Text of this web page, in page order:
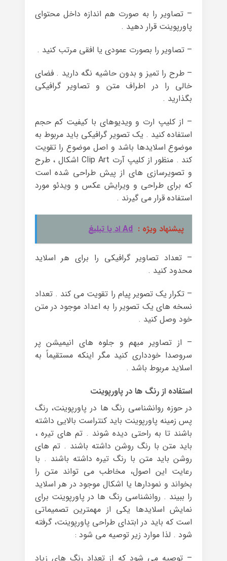
– تصاویر را به صورت هم اندازه داخل محتوای
پاورپوینت قرار دهید .
– تصاویر را بصورت عمودی یا افقی مرتب کنید .
– طرح را تمیز و بدون حاشیه نگه دارید . فضای
خالی را در اطراف متن و تصاویر گرافیکی
بگذارید .
– از کلیپ ارت و ویدیوهای با کیفیت کم حجم
استفاده کنید . یک تصویر گرافیکی باید مربوط به
موضوع اسلایدها باشد و اصل موضوع را تقویت
کند . منظور از کلیپ آرت Clip Art اشکال ، طرح
و تصویرسازی های از پیش طراحی شده است
که برای طراحی و ویرایش عکس و ویدئو مورد
استفاده قرار می گیرند .
پیشنهاد ویژه : Ad اد یا تبلیغ
– تعداد تصاویر گرافیکی را برای هر اسلاید
محدود کنید .
– تکرار یک تصویر پیام را تقویت می کند . تعداد
نسخه های یک تصویر را به اعداد موجود در متن
خود وصل کنید .
– از تصاویر مبهم و جلوه های انیمیشن پر
سروصدا خودداری کنید مگر اینکه مستقیماً به
اسلاید مربوط باشد .
استفاده از رنگ ها در پاورپوینت
در حوزه روانشناسی رنگ ها در پاورپوینت، رنگ
پس زمینه پاورپوینت باید کنتراست بالایی داشته
باشند تا به راحتی دیده شوند . تم های تیره ،
باید متن با رنگ روشن داشته باشند . تم های
روشن باید متن با رنگ تیره داشته باشند . با
رعایت این اصول، مخاطب می تواند متن را
بخواند و نمودارها یا اشکال موجود در هر اسلاید
را ببیند . روانشناسی رنگ ها در پاورپوینت برای
نمایش اسلایدها یکی از مهمترین تصمیماتی
است که باید در ابتدای طراحی پاورپوینت، گرفته
شود . لذا موارد زیر توصیه می شود :
– توصیه می شود که از تعداد رنگ های زیاد